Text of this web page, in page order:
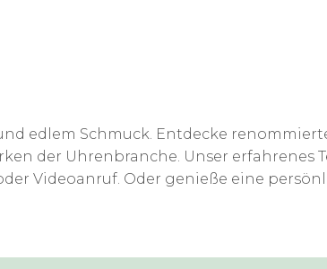
edlem Schmuck. Entdecke
der Uhrenbranche. Unser erfahrenes
Videoanruf. Oder genieße eine